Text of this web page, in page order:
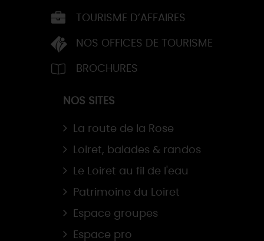
TOURISME D’AFFAIRES
NOS OFFICES DE TOURISME
BROCHURES
NOS SITES
La route de la Rose
Loiret, balades & randos
Le Loiret au fil de l'eau
Patrimoine du Loiret
Espace groupes
Espace pro